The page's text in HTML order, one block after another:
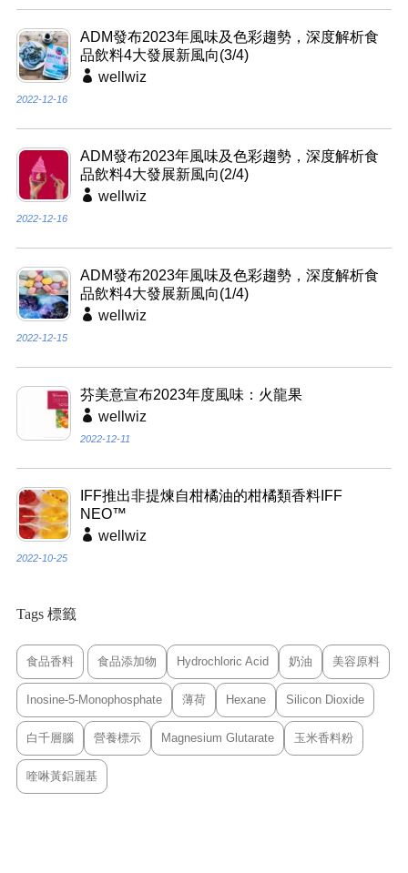
ADM發布2023年風味及色彩趨勢，深度解析食
品飲料4大發展新風向(3/4)
wellwiz
2022-12-16
ADM發布2023年風味及色彩趨勢，深度解析食
品飲料4大發展新風向(2/4)
wellwiz
2022-12-16
ADM發布2023年風味及色彩趨勢，深度解析食
品飲料4大發展新風向(1/4)
wellwiz
2022-12-15
芬美意宣布2023年度風味：火龍果
wellwiz
2022-12-11
IFF推出非提煉自柑橘油的柑橘類香料IFF
NEO™
wellwiz
2022-10-25
Tags 標籤
食品香料 食品添加物 Hydrochloric Acid 奶油 美容原料
Inosine-5-Monophosphate 薄荷 Hexane Silicon Dioxide
白千層腦 營養標示 Magnesium Glutarate 玉米香料粉
喹啉黃鋁麗基